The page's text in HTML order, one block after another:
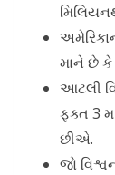
માને છે કે
આટલી
ફક્ત 3
છીએ.
જો